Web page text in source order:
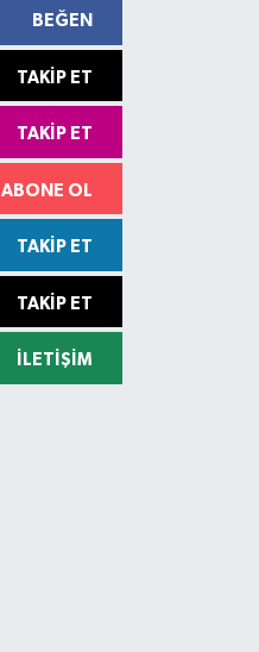
BEĞEN
TAKIP ET
TAKIP ET
ABONE OL
TAKIP ET
TAKIP ET
İLETIŞIM